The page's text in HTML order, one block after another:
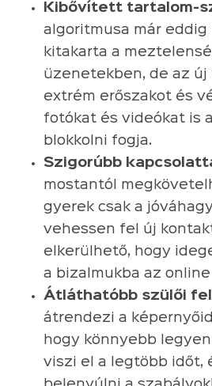
Kibővített tartalom-
algoritmusa már
kitakarta a
üzenetekben, de az új
extrém erőszakot és
fotókat és videókat is
blokkolni fogja.
Szigorúbb
mostantól
gyerek csak a
vehessen fel új
elkerülhető, hogy
a bizalmukba az
Átláthatóbb szülői
átrendezi a
hogy könnyebb
viszi el a legtöbb időt,